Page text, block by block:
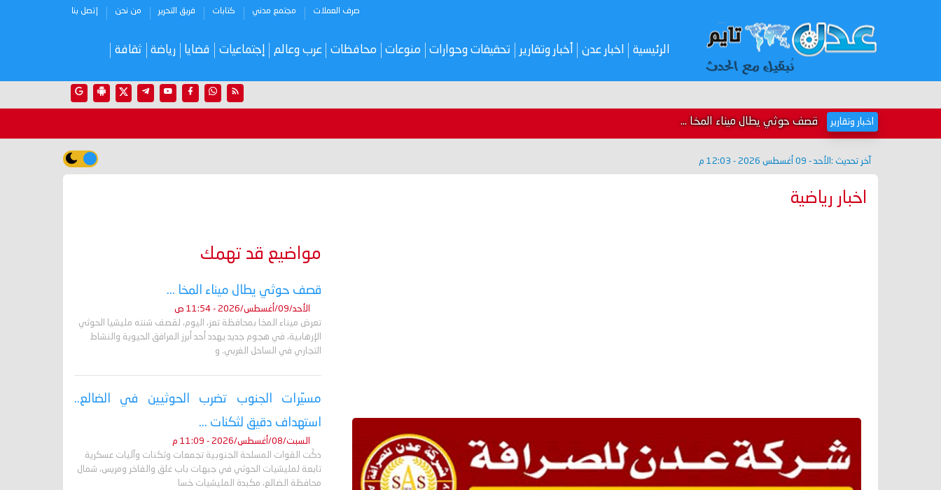
صرف العملات مجتمع مدني كتابات فريق التحرير من نحن إتصل بنا
الرئيسية اخبار عدن أخبار وتقارير تحقيقات وحوارات منوعات محافظات عرب وعالم إجتماعيات قضايا رياضة ثقافة
اخبار وتقارير قصف حوثي يطال ميناء المخا ...
آخر تحديث : الأحد - 09 أغسطس 2026 - 12:03 م
اخبار رياضية
مواضيع قد تهمك
قصف حوثي يطال ميناء المخا ...
الأحد/09/أغسطس/2026 - 11:54 ص
تعرض ميناء المخا بمحافظة تعز، اليوم، لقصف شنته مليشيا الحوثي
الإرهابية، في هجوم جديد يهدد أحد أبرز المرافق الحيوية والنشاط
التجاري في الساحل الغربي. و
مسيّرات الجنوب تضرب الحوثيين في الضالع..
استهداف دقيق لثكنات ...
السبت/08/أغسطس/2026 - 11:09 م
دكّت القوات المسلحة الجنوبية تجمعات وثكنات وآليات عسكرية
تابعة لمليشيات الحوثي في جبهات باب غلق والفاخر ومريس، شمال
محافظة الضالع، مكبدة المليشيات خسا